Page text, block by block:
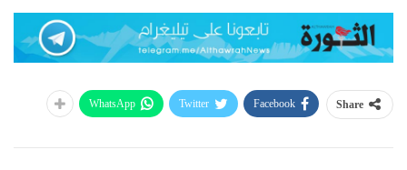
Share
Facebook
Twitter
WhatsApp